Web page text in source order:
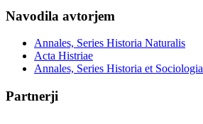
Navodila avtorjem
Annales, Series Historia Naturalis
Acta Histriae
Annales, Series Historia et Sociologia
Partnerji